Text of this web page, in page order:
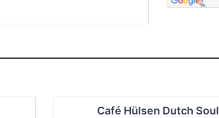
Café Hülsen Dutch Soul